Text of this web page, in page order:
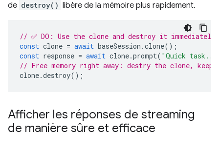
de destroy() libère de la mémoire plus rapidement.
// ✅ DO: Use the clone and destroy it
const clone = await baseSession .clone();
const response = await clone.prompt( "Quick
// Free memory right away: destry the clone, keep
clone.destroy();
Afficher les réponses de streaming
de manière sûre et efficace